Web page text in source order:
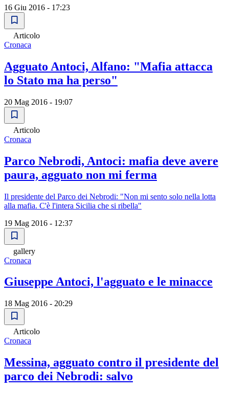
16 Giu 2016 - 17:23
Articolo
Cronaca
Agguato Antoci, Alfano: "Mafia attacca
lo Stato ma ha perso"
20 Mag 2016 - 19:07
Articolo
Cronaca
Parco Nebrodi, Antoci: mafia deve avere
paura, agguato non mi ferma
Il presidente del Parco dei Nebrodi: "Non mi sento solo nella lotta
alla mafia. C'è l'intera Sicilia che si ribella"
19 Mag 2016 - 12:37
gallery
Cronaca
Giuseppe Antoci, l'agguato e le minacce
18 Mag 2016 - 20:29
Articolo
Cronaca
Messina, agguato contro il presidente del
parco dei Nebrodi: salvo